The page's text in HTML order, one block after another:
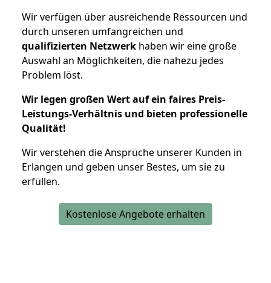
Wir verfügen über ausreichende Ressourcen und
durch unseren umfangreichen und
qualifizierten Netzwerk haben wir eine große
Auswahl an Möglichkeiten, die nahezu jedes
Problem löst.
Wir legen großen Wert auf ein faires Preis-
Leistungs-Verhältnis und bieten professionelle
Qualität!
Wir verstehen die Ansprüche unserer Kunden in
Erlangen und geben unser Bestes, um sie zu
erfüllen.
Kostenlose Angebote erhalten